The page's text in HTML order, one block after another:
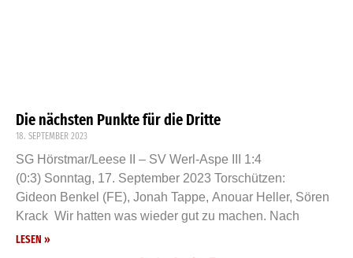
Die nächsten Punkte für die Dritte
18. SEPTEMBER 2023
SG Hörstmar/Leese II – SV Werl-Aspe III 1:4
(0:3) Sonntag, 17. September 2023 Torschützen:
Gideon Benkel (FE), Jonah Tappe, Anouar Heller, Sören
Krack Wir hatten was wieder gut zu machen. Nach
LESEN »